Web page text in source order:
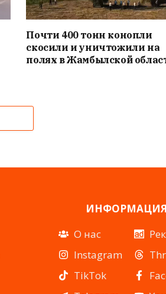
Почти 400 тонн конопли
скосили и уничтожили на
полях в Жамбылской
О нас
Instagram
TikTok